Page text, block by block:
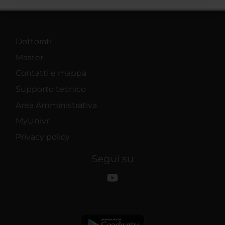
Dottorati
Master
Contatti e mappa
Supporto tecnico
Area Amministrativa
MyUnivr
Privacy policy
Segui su